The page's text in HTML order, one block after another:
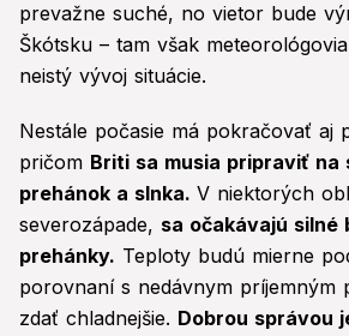
prevažne suché, no vietor bude
Škótsku – tam však
neistý vývoj situácie.
Nestále počasie má pokračovať aj
pričom Briti sa musia pripraviť na
prehánok a slnka. V niektorých
severozápade, sa očakávajú silné
prehánky. Teploty budú mierne
porovnaní s nedávnym príjemným
zdať chladnejšie. Dobrou správou